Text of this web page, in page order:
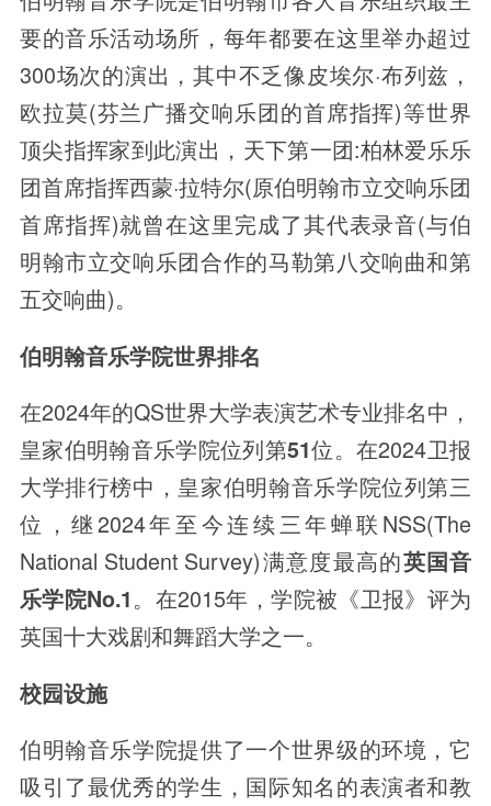
要的音乐活动场所，每年都要在这里举办超过
300场次的演出，其中不乏像皮埃尔·布列兹，
欧拉莫(芬兰广播交响乐团的首席指挥)等世界
顶尖指挥家到此演出，天下第一团:柏林爱乐乐
团首席指挥西蒙·拉特尔(原伯明翰市立交响乐团
首席指挥)就曾在这里完成了其代表录音(与伯
明翰市立交响乐团合作的马勒第八交响曲和第
五交响曲)。
伯明翰音乐学院世界排名
在2024年的QS世界大学表演艺术专业排名中，
皇家伯明翰音乐学院位列第51位。在2024卫报
大学排行榜中，皇家伯明翰音乐学院位列第三
位，继2024年至今连续三年蝉联NSS(The
National Student Survey)满意度最高的英国音
乐学院No.1。在2015年，学院被《卫报》评为
英国十大戏剧和舞蹈大学之一。
校园设施
伯明翰音乐学院提供了一个世界级的环境，它
吸引了最优秀的学生，国际知名的表演者和教